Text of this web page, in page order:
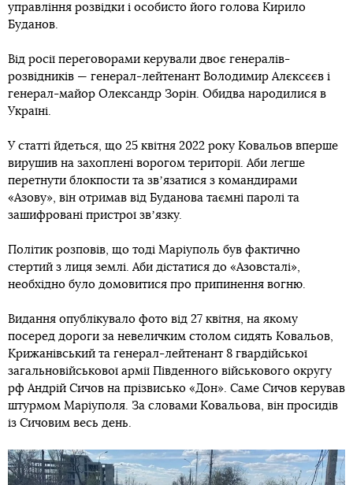
управління розвідки і особисто його голова Кирило
Буданов.
Від росії переговорами керували двоє генералів-
розвідників — генерал-лейтенант Володимир Алєксєєв і
генерал-майор Олександр Зорін. Обидва народилися в
Україні.
У статті йдеться, що 25 квітня 2022 року Ковальов вперше
вирушив на захоплені ворогом території. Аби легше
перетнути блокпости та звʼязатися з командирами
«Азову», він отримав від Буданова таємні паролі та
зашифровані пристрої звʼязку.
Політик розповів, що тоді Маріуполь був фактично
стертий з лиця землі. Аби дістатися до «Азовсталі»,
необхідно було домовитися про припинення вогню.
Видання опублікувало фото від 27 квітня, на якому
посеред дороги за невеличким столом сидять Ковальов,
Крижанівський та генерал-лейтенант 8 гвардійської
загальновійськової армії Південного військового округу
рф Андрій Сичов на прізвисько «Дон». Саме Сичов керував
штурмом Маріуполя. За словами Ковальова, він просидів
із Сичовим весь день.